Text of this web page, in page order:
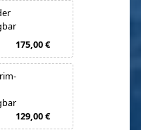
175,00 €
129,00 €